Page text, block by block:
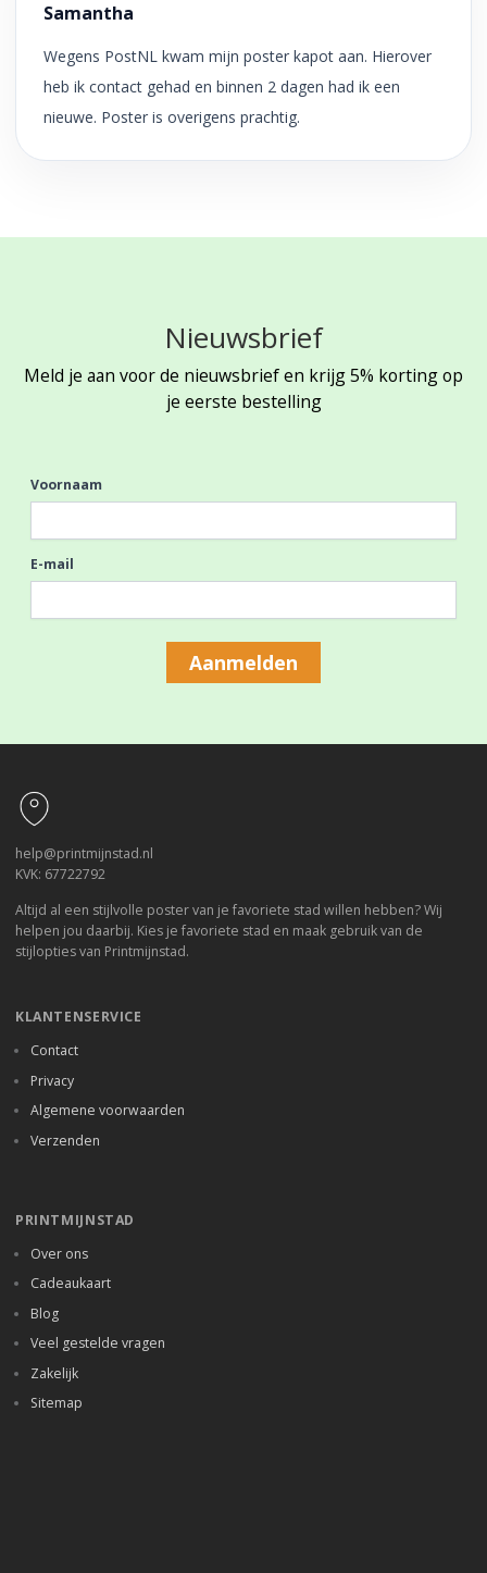
Samantha
Wegens PostNL kwam mijn poster kapot aan. Hierover
heb ik contact gehad en binnen 2 dagen had ik een
nieuwe. Poster is overigens prachtig.
Nieuwsbrief
Meld je aan voor de nieuwsbrief en krijg 5% korting op
je eerste bestelling
Voornaam
E-mail
Aanmelden
help@printmijnstad.nl
KVK: 67722792
Altijd al een stijlvolle poster van je favoriete stad willen hebben? Wij
helpen jou daarbij. Kies je favoriete stad en maak gebruik van de
stijlopties van Printmijnstad.
KLANTENSERVICE
Contact
Privacy
Algemene voorwaarden
Verzenden
PRINTMIJNSTAD
Over ons
Cadeaukaart
Blog
Veel gestelde vragen
Zakelijk
Sitemap